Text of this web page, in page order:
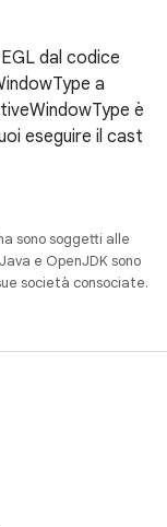
dal codice
a
è
eseguire il cast
sono soggetti alle
e OpenJDK sono
società consociate.